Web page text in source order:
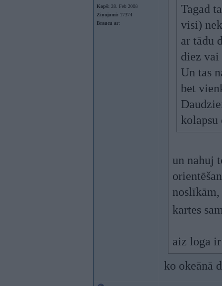
Kopš: 28. Feb 2008
Ziņojumi: 17374
Braucu ar:
Tagad
visi)
ar tādu
diez vai
Un tas
bet
un nahuj
noslīkām,
kartes
aiz loga
ko okeānā